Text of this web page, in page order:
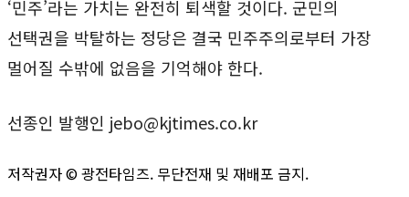
‘민주’라는 가치는 완전히 퇴색할 것이다. 군민의
선택권을 박탈하는 정당은 결국 민주주의로부터 가장
멀어질 수밖에 없음을 기억해야 한다.
선종인 발행인 jebo@kjtimes.co.kr
저작권자 ©광전타임즈. 무단전재 및 재배포 금지.